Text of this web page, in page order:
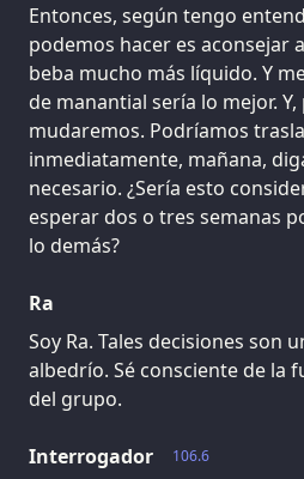
Entonces, según tengo
podemos hacer es aconsejar
beba mucho más líquido. Y
de manantial sería lo mejor.
mudaremos. Podríamos
inmediatamente, mañana,
necesario. ¿Sería esto
esperar dos o tres semanas
lo demás?
Ra
Soy Ra. Tales decisiones son
albedrío. Sé consciente de la
del grupo.
106.6
Interrogador